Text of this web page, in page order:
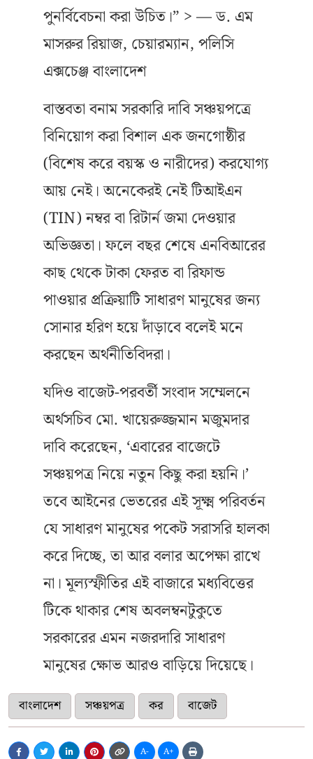
পুনর্বিবেচনা করা উচিত।” > — ড. এম
মাসরুর রিয়াজ, চেয়ারম্যান, পলিসি
এক্সচেঞ্জ বাংলাদেশ
বাস্তবতা বনাম সরকারি দাবি সঞ্চয়পত্রে
বিনিয়োগ করা বিশাল এক জনগোষ্ঠীর
(বিশেষ করে বয়স্ক ও নারীদের) করযোগ্য
আয় নেই। অনেকেরই নেই টিআইএন
(TIN) নম্বর বা রিটার্ন জমা দেওয়ার
অভিজ্ঞতা। ফলে বছর শেষে এনবিআরের
কাছ থেকে টাকা ফেরত বা রিফান্ড
পাওয়ার প্রক্রিয়াটি সাধারণ মানুষের জন্য
সোনার হরিণ হয়ে দাঁড়াবে বলেই মনে
করছেন অর্থনীতিবিদরা।
যদিও বাজেট-পরবর্তী সংবাদ সম্মেলনে
অর্থসচিব মো. খায়েরুজ্জমান মজুমদার
দাবি করেছেন, ‘এবারের বাজেটে
সঞ্চয়পত্র নিয়ে নতুন কিছু করা হয়নি।’
তবে আইনের ভেতরের এই সূক্ষ্ম পরিবর্তন
যে সাধারণ মানুষের পকেট সরাসরি হালকা
করে দিচ্ছে, তা আর বলার অপেক্ষা রাখে
না। মূল্যস্ফীতির এই বাজারে মধ্যবিত্তের
টিকে থাকার শেষ অবলম্বনটুকুতে
সরকারের এমন নজরদারি সাধারণ
মানুষের ক্ষোভ আরও বাড়িয়ে দিয়েছে।
বাংলাদেশ সঞ্চয়পত্র কর বাজেট
A- A+